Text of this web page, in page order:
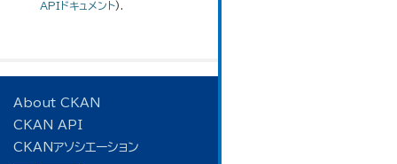
APIドキュメント).
About CKAN
CKAN API
CKANアソシエーション